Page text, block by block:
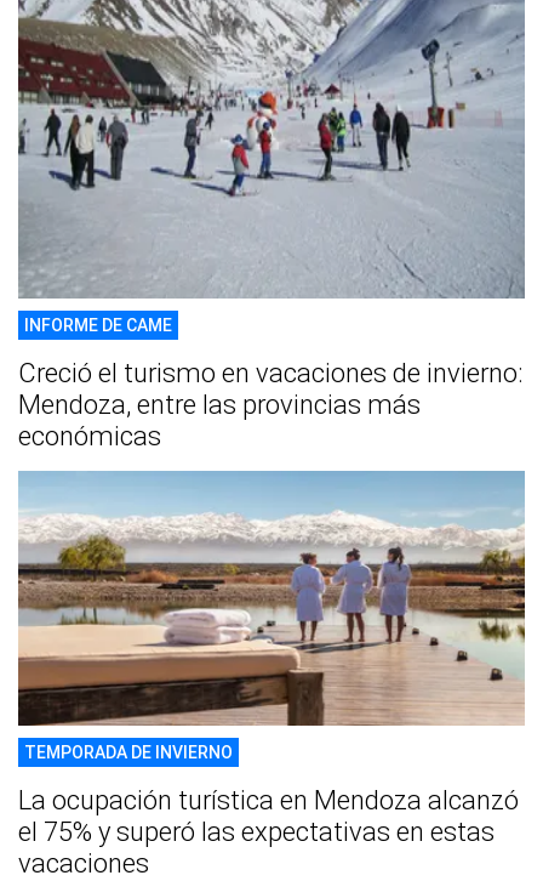
INFORME DE CAME
Creció el turismo en vacaciones de invierno:
Mendoza, entre las provincias más
económicas
TEMPORADA DE INVIERNO
La ocupación turística en Mendoza alcanzó
el 75% y superó las expectativas en estas
vacaciones